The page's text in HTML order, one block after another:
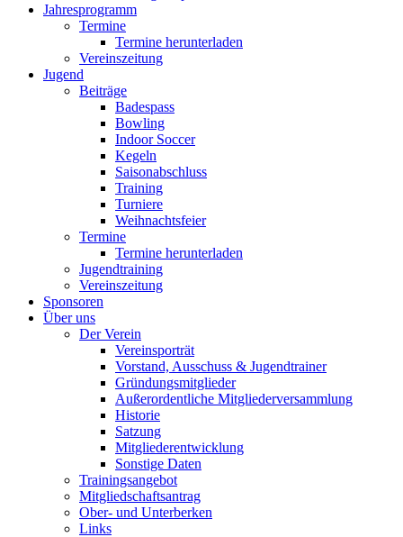
Jahresprogramm
Termine
Termine herunterladen
Vereinszeitung
Jugend
Beiträge
Badespass
Bowling
Indoor Soccer
Kegeln
Saisonabschluss
Training
Turniere
Weihnachtsfeier
Termine
Termine herunterladen
Jugendtraining
Vereinszeitung
Sponsoren
Über uns
Der Verein
Vereinsporträt
Vorstand, Ausschuss & Jugendtrainer
Gründungsmitglieder
Außerordentliche Mitgliederversammlung
Historie
Satzung
Mitgliederentwicklung
Sonstige Daten
Trainingsangebot
Mitgliedschaftsantrag
Ober- und Unterberken
Links